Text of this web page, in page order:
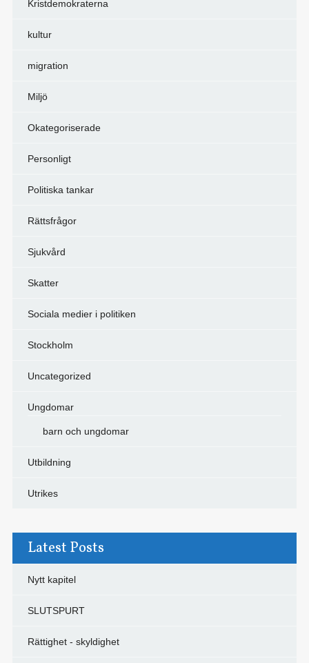
Kristdemokraterna
kultur
migration
Miljö
Okategoriserade
Personligt
Politiska tankar
Rättsfrågor
Sjukvård
Skatter
Sociala medier i politiken
Stockholm
Uncategorized
Ungdomar
barn och ungdomar
Utbildning
Utrikes
Latest Posts
Nytt kapitel
SLUTSPURT
Rättighet - skyldighet